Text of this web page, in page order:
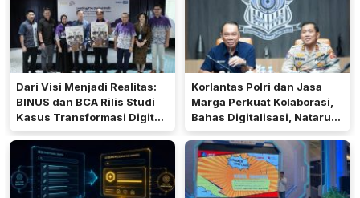
Dari Visi Menjadi Realitas:
BINUS dan BCA Rilis Studi
Kasus Transformasi Digital
Halo BCA
Korlantas Polri dan Jasa
Marga Perkuat Kolaborasi,
Bahas Digitalisasi, Nataru
hingga Penertiban ODOL